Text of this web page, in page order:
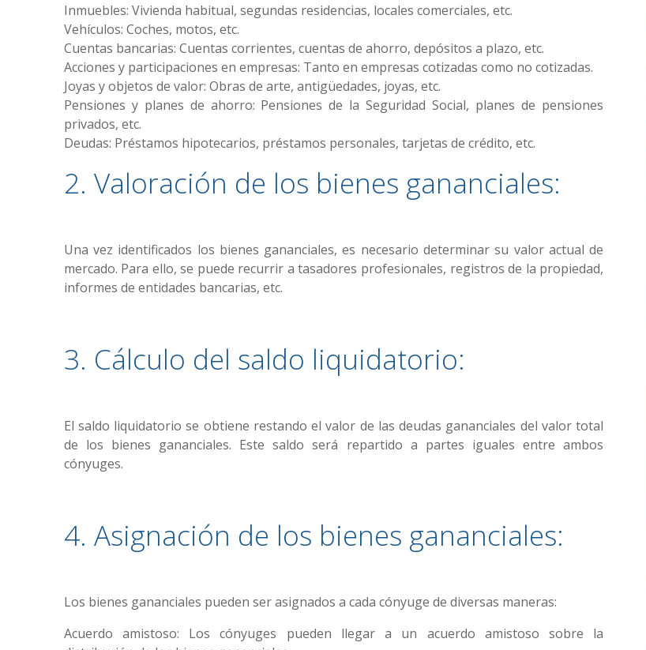
Inmuebles: Vivienda habitual, segundas residencias, locales comerciales, etc.
Vehículos: Coches, motos, etc.
Cuentas bancarias: Cuentas corrientes, cuentas de ahorro, depósitos a plazo, etc.
Acciones y participaciones en empresas: Tanto en empresas cotizadas como no cotizadas.
Joyas y objetos de valor: Obras de arte, antigüedades, joyas, etc.
Pensiones y planes de ahorro: Pensiones de la Seguridad Social, planes de pensiones
privados, etc.
Deudas: Préstamos hipotecarios, préstamos personales, tarjetas de crédito, etc.
2. Valoración de los bienes gananciales:
Una vez identificados los bienes gananciales, es necesario determinar su valor actual de
mercado. Para ello, se puede recurrir a tasadores profesionales, registros de la propiedad,
informes de entidades bancarias, etc.
3. Cálculo del saldo liquidatorio:
El saldo liquidatorio se obtiene restando el valor de las deudas gananciales del valor total
de los bienes gananciales. Este saldo será repartido a partes iguales entre ambos
cónyuges.
4. Asignación de los bienes gananciales:
Los bienes gananciales pueden ser asignados a cada cónyuge de diversas maneras:
Acuerdo amistoso: Los cónyuges pueden llegar a un acuerdo amistoso sobre la